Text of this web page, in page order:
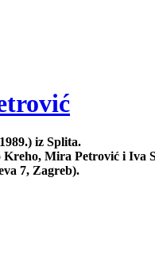
iz Splita.
Mira Petrović i Iva
7, Zagreb).